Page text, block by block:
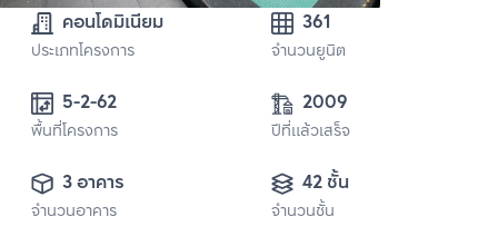
คอนโดมิเนียม
ประเภทโครงการ
361
จำนวนยูนิต
5-2-62
พื้นที่โครงการ
2009
ปีที่แล้วเสร็จ
3 อาคาร
จำนวนอาคาร
42 ชั้น
จำนวนชั้น